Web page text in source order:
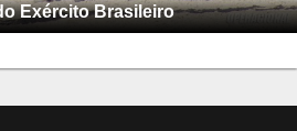
Exército Brasileiro